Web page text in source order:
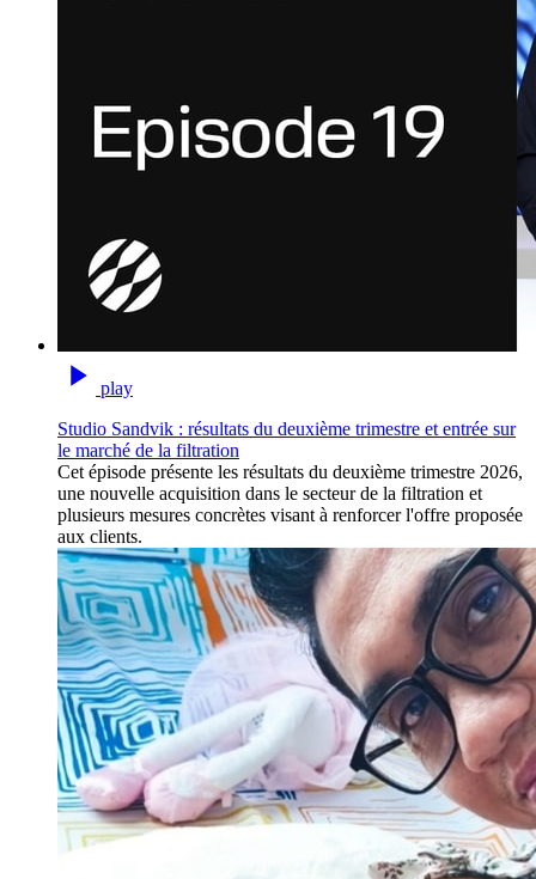
play
Studio Sandvik : résultats du deuxième trimestre et entrée sur
le marché de la filtration
Cet épisode présente les résultats du deuxième trimestre 2026,
une nouvelle acquisition dans le secteur de la filtration et
plusieurs mesures concrètes visant à renforcer l'offre proposée
aux clients.